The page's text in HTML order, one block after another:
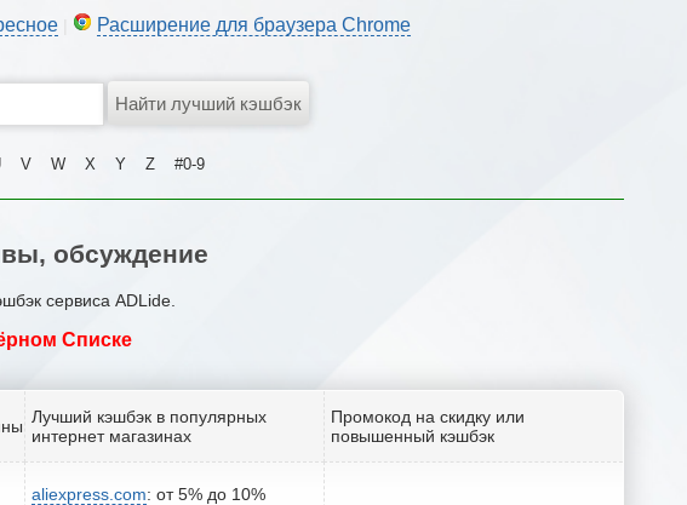
Расширение для браузера Chrome
V W X Y Z #0-9
обсуждение
сервиса ADLide.
Списке
Лучший кэшбэк в популярных
интернет магазинах
Промокод на скидку или
повышенный кэшбэк
aliexpress.com: от 5% до 10%